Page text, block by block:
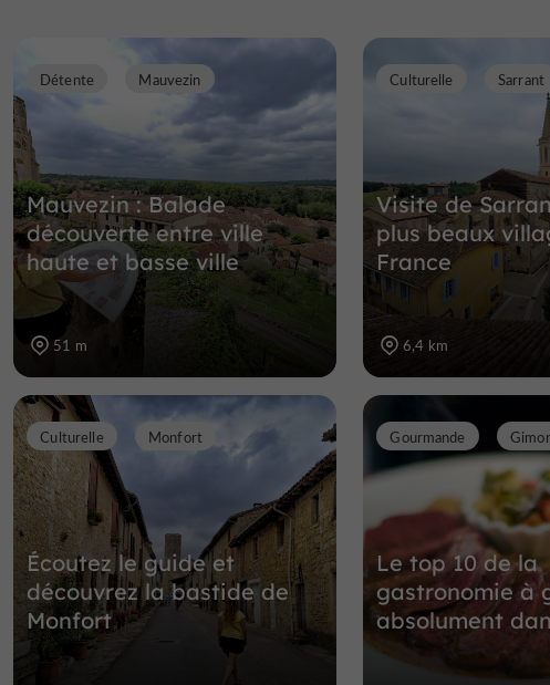
Mauvezin : Balade
découverte entre ville
haute et basse ville
Détente Mauvezin
51 m
Visite de
plus beaux
France
Culturelle Sarrant
6,4 km
Écoutez le guide et
découvrez la bastide de
Monfort
Culturelle Monfort
Le top 10 de la
gastronomie à
absolument
Gourmande